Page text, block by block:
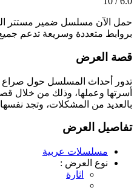
بروابط متعددة وسريعة تدعم
قصة العرض
تدور أحداث المسلسل حول صراع
أسرتها وعملها، وذلك من خلال
بالعديد من المشكلات، وتجد
تفاصيل العرض
مسلسلات عربية
نوع العرض :
اثارة